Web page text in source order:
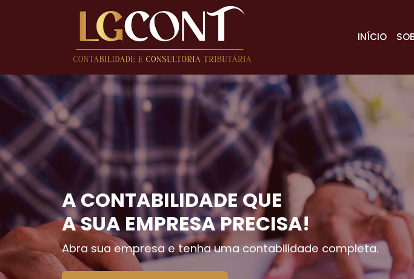
INÍCIO
A CONTABILIDADE QUE
A SUA EMPRESA PRECISA!
Abra sua empresa e tenha uma contabilidade completa.